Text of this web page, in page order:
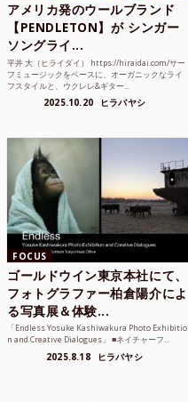
アメリカ発のウールブランド
【PENDLETON】が シンガー
ソングライ...
平井 大（ヒライダイ） https://hiraidai.com/サー
フミュージックをベースに、オーガニックなライ
フスタイルと、ウクレレ&ギター...
2025.10.20 ヒラバヤシ
FOCUS
ゴールドウイン東京本社にて、
フォトグラファー柏倉陽介によ
る写真展＆体験...
「Endless Yosuke Kashiwakura Photo Exhibitio
n and Creative Dialogues」 ■ネイチャーフ...
2025.8.18 ヒラバヤシ